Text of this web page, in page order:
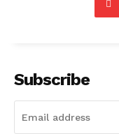
Subscribe